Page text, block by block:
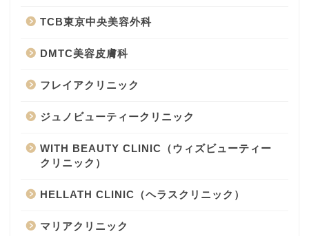
TCB東京中央美容外科
DMTC美容皮膚科
フレイアクリニック
ジュノビューティークリニック
WITH BEAUTY CLINIC（ウィズビューティー
クリニック）
HELLATH CLINIC（ヘラスクリニック）
マリアクリニック